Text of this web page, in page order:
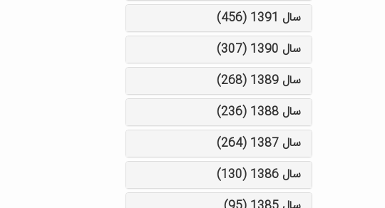
سال 1391 (456)
سال 1390 (307)
سال 1389 (268)
سال 1388 (236)
سال 1387 (264)
سال 1386 (130)